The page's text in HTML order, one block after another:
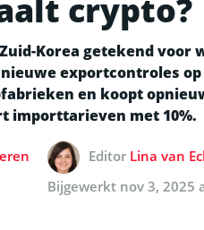
crypto?
Korea getekend voor
exportcontroles
en koopt
importtarieven met 10%.
Editor Lina van
Bijgewerkt nov 3, 2025